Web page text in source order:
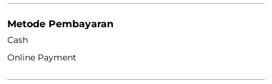
Metode Pembayaran
Cash
Online Payment